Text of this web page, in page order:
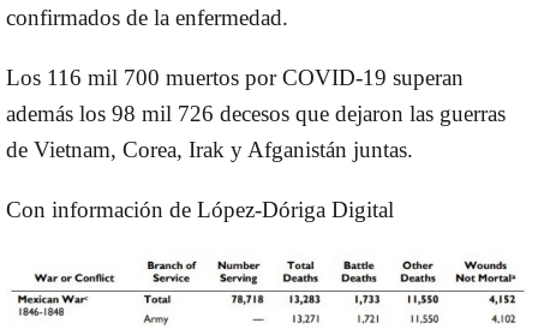
confirmados de la enfermedad.
Los 116 mil 700 muertos por COVID-19 superan
además los 98 mil 726 decesos que dejaron las guerras
de Vietnam, Corea, Irak y Afganistán juntas.
Con información de López-Dóriga Digital